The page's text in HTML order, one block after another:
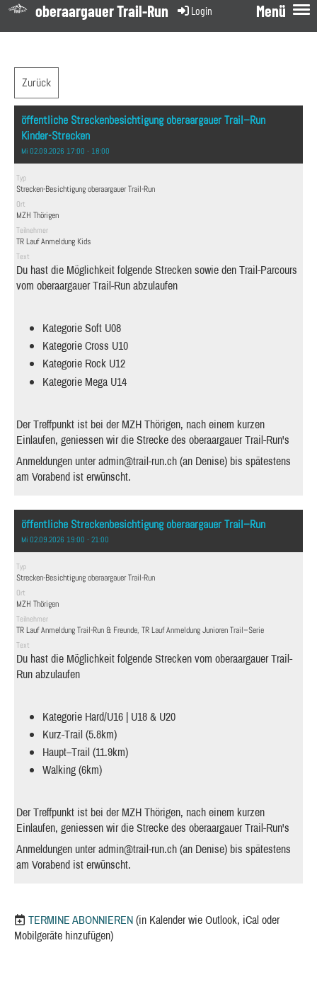
Menü
Login
oberaargauer Trail-Run
Zurück
öffentliche Streckenbesichtigung oberaargauer Trail–Run
Kinder-Strecken
Mi 02.09.2026 17:00 - 18:00
Typ
Strecken-Besichtigung oberaargauer Trail-Run
Ort
MZH Thörigen
Teilnehmer
TR Lauf Anmeldung Kids
Text
Du hast die Möglichkeit folgende Strecken sowie den Trail-Parcours
vom oberaargauer Trail-Run abzulaufen
Kategorie Soft U08
Kategorie Cross U10
Kategorie Rock U12
Kategorie Mega U14
Der Treffpunkt ist bei der MZH Thörigen, nach einem kurzen
Einlaufen, geniessen wir die Strecke des oberaargauer Trail-Run's
Anmeldungen unteradmin@trail-run.ch(an Denise) bis spätestens
am Vorabend ist erwünscht.
öffentliche Streckenbesichtigung oberaargauer Trail–Run
Mi 02.09.2026 19:00 - 21:00
Typ
Strecken-Besichtigung oberaargauer Trail-Run
Ort
MZH Thörigen
Teilnehmer
TR Lauf Anmeldung Trail-Run & Freunde, TR Lauf Anmeldung Junioren Trail–Serie
Text
Du hast die Möglichkeit folgende Strecken vom oberaargauer Trail-
Run abzulaufen
Kategorie Hard/U16 | U18 & U20
Kurz-Trail (5.8km)
Haupt–Trail (11.9km)
Walking (6km)
Der Treffpunkt ist bei der MZH Thörigen, nach einem kurzen
Einlaufen, geniessen wir die Strecke des oberaargauer Trail-Run's
Anmeldungen unteradmin@trail-run.ch(an Denise) bis spätestens
am Vorabend ist erwünscht.
TERMINE ABONNIEREN(in Kalender wie Outlook, iCal oder
Mobilgeräte hinzufügen)